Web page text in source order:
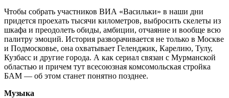
Чтобы собрать участников ВИА «Васильки» в наши дни
придется проехать тысячи километров, выбросить скелеты из
шкафа и преодолеть обиды, амбиции, отчаяние и вообще всю
палитру эмоций. История разворачивается не только в Москве
и Подмосковье, она охватывает Геленджик, Карелию, Тулу,
Кузбасс и другие города. А как сериал связан с Мурманской
областью и причем тут всесоюзная комсомольская стройка
БАМ — об этом станет понятно позднее.
Музыка